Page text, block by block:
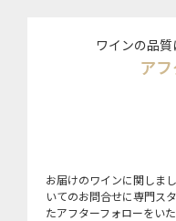
ワインの品
ア
お届けのワインに関しま
いてのお問合せに専門ス
たアフターフォローをいた